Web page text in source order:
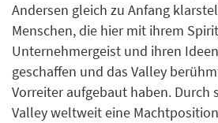
Andersen gleich zu Anfang
Menschen, die hier mit ihrem
Unternehmergeist und ihren
geschaffen und das Valley
Vorreiter aufgebaut haben. Durch
Valley weltweit eine